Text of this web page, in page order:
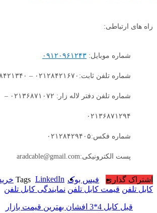
راه های ارتباطی:
شماره موبایل: ۰۹۱۲۰۹۶۱۲۴۳
شماره تلفن ثابت:۰۲۱۲۸۴۲۱۶۷۰ – ۰۲۱۲۸۴۲۱۳۴۰
شماره تلفن دفتر لاله زار: ۰۲۱۳۶۸۷۱۰۷۲ –
۰۲۱۳۶۸۷۱۲۹۴
شماره فکس:۰۲۱۲۸۴۲۹۴۰۵
پست الکترونیکی:aradcable@gmail.com
اشتراک گذاری فیس بوک LinkedIn
Tags
کابل تلفن قیمت کابل تلفن نمایندگی کابل تلفن
قبل کابل 4*3 افشان بهترین قیمت بازار